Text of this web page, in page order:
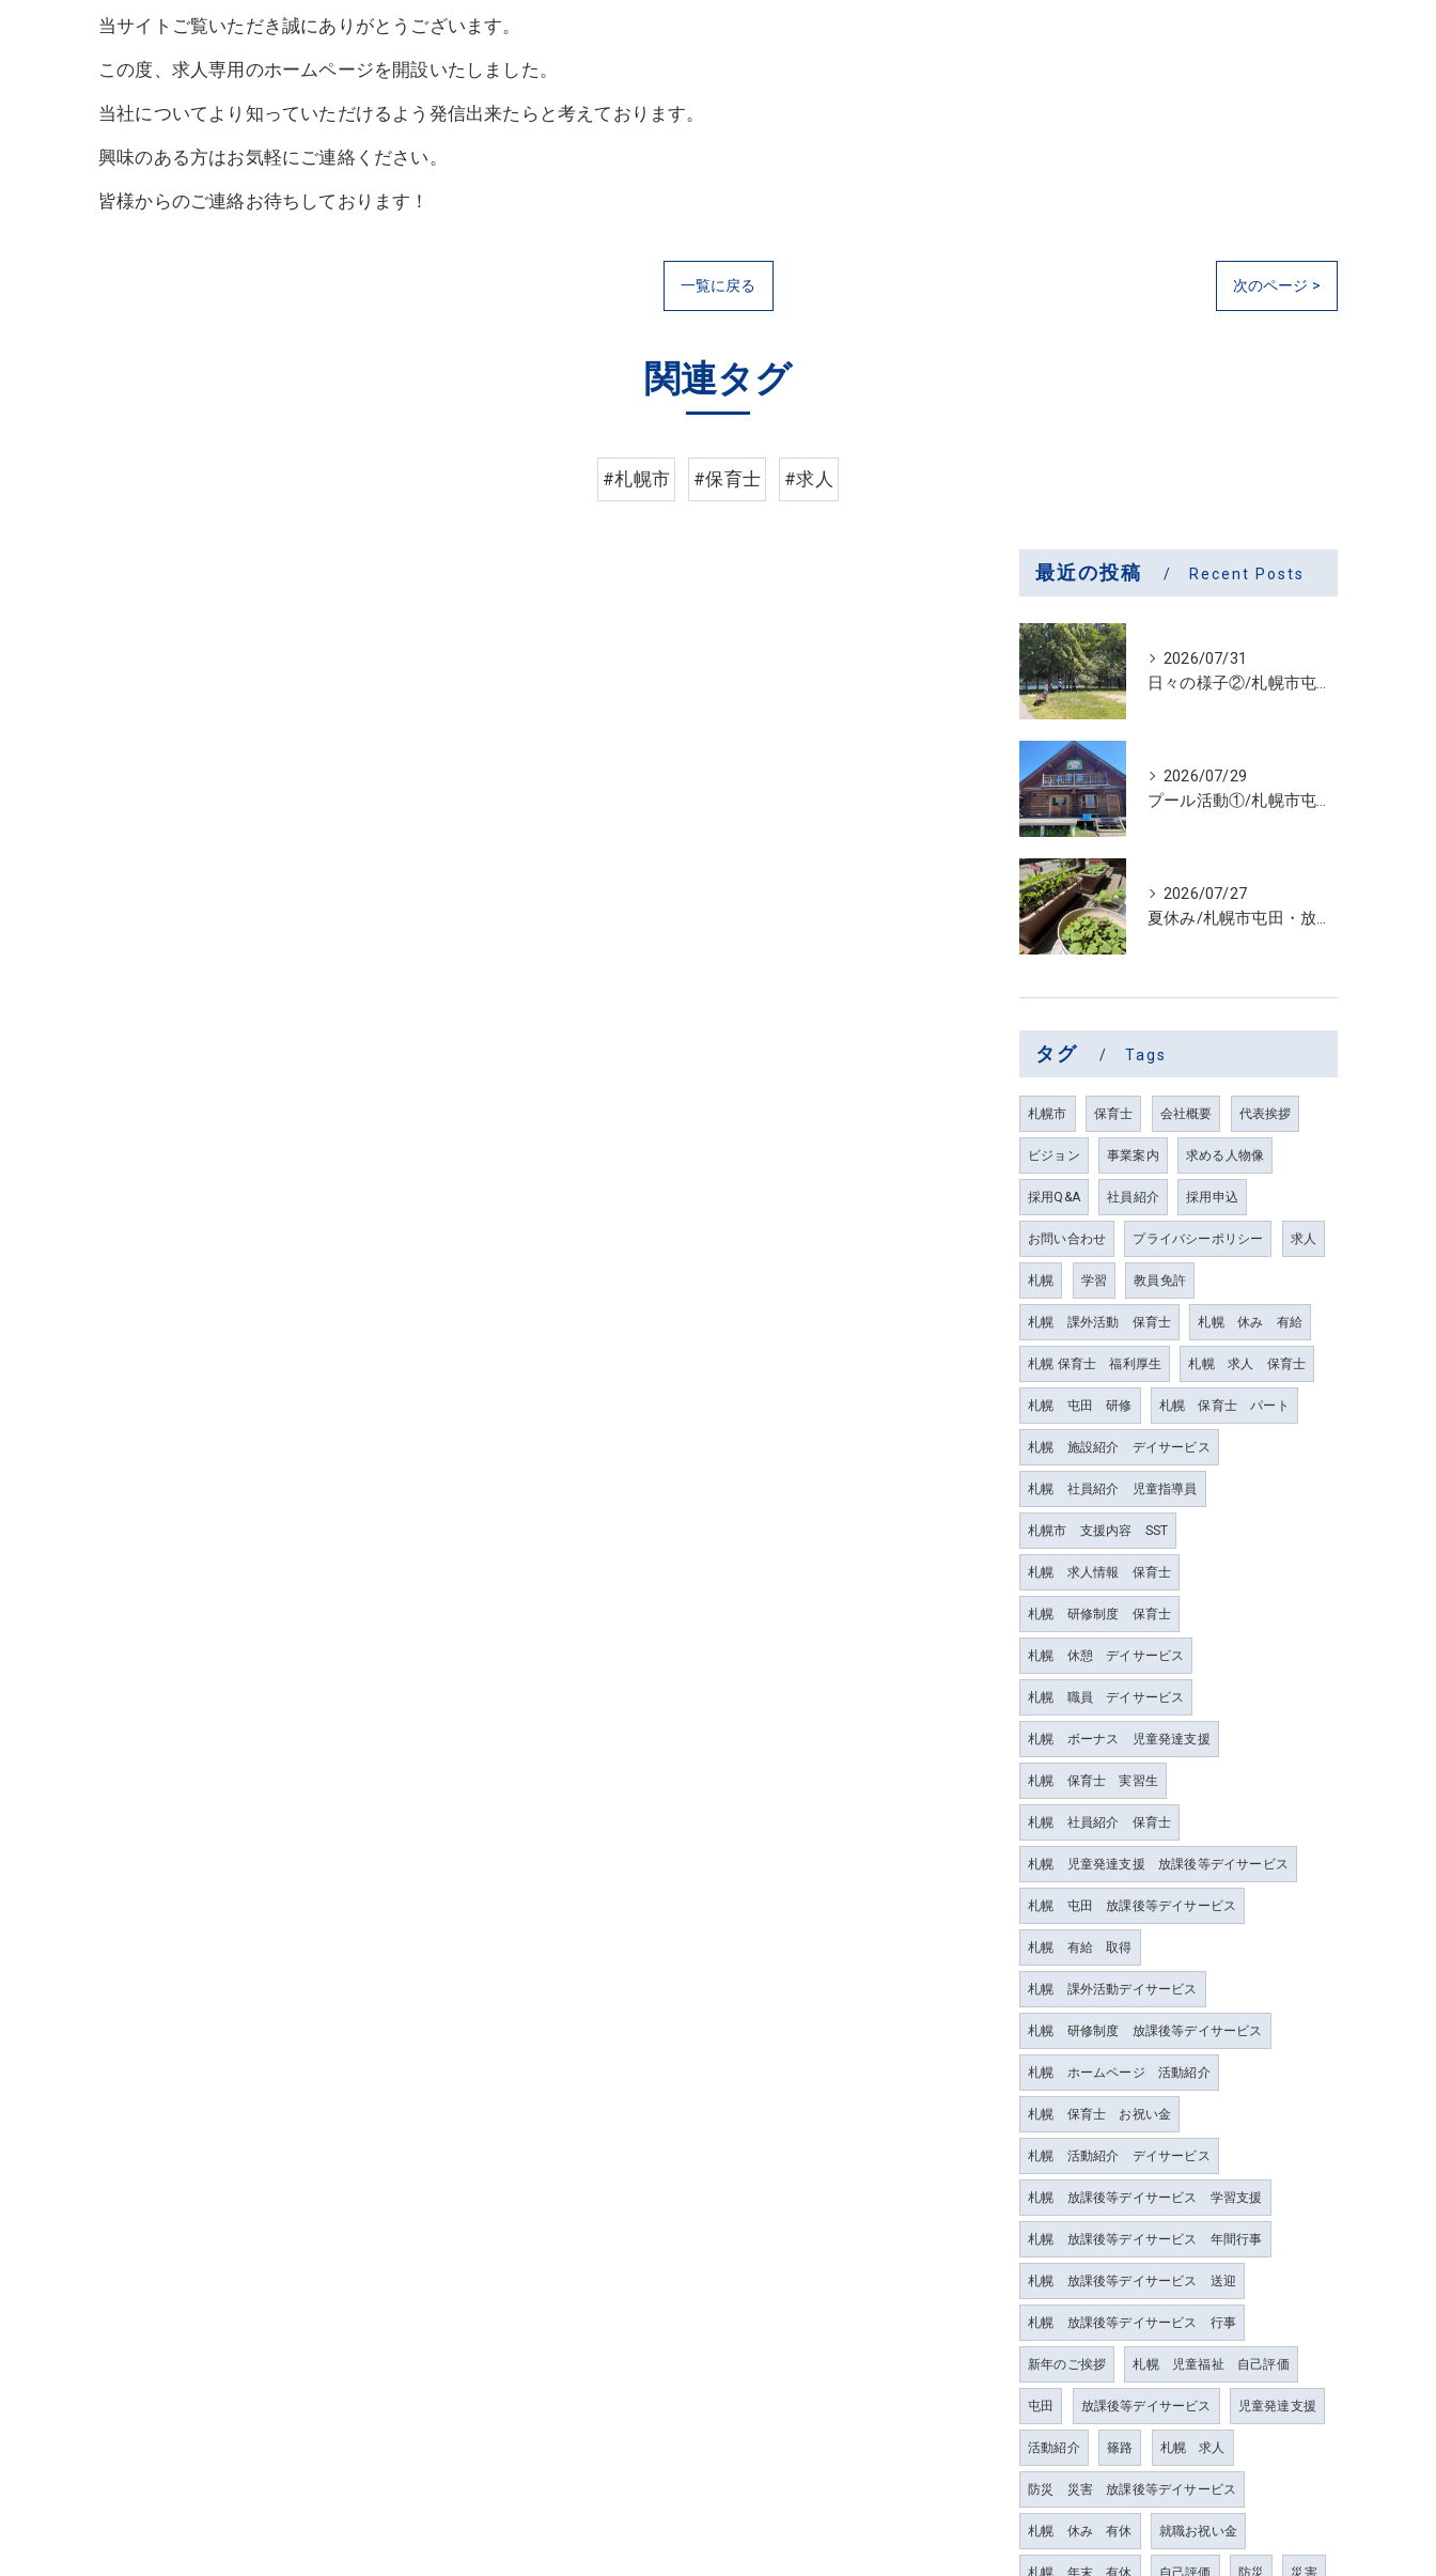
当サイトご覧いただき誠にありがとうございます。
この度、求人専用のホームページを開設いたしました。
当社についてより知っていただけるよう発信出来たらと考えております。
興味のある方はお気軽にご連絡ください。
皆様からのご連絡お待ちしております！
一覧に戻る 次のページ >
関連タグ
#札幌市 #保育士 #求人
最近の投稿 Recent Posts
2026/07/31
日々の様子②/札幌市屯田・放課後等デイサービス くるわーる
2026/07/29
プール活動①/札幌市屯田・放課後等デイサービス くるわーる
2026/07/27
夏休み/札幌市屯田・放課後等デイサービス くるわーる
タグ Tags
札幌市 保育士 会社概要 代表挨拶
ビジョン 事業案内 求める人物像
採用Q&A 社員紹介 採用申込
お問い合わせ プライバシーポリシー 求人
札幌 学習 教員免許
札幌 課外活動 保育士 札幌 休み 有給
札幌 保育士 福利厚生 札幌 求人 保育士
札幌 屯田 研修 札幌 保育士 パート
札幌 施設紹介 デイサービス
札幌 社員紹介 児童指導員
札幌市 支援内容 SST
札幌 求人情報 保育士
札幌 研修制度 保育士
札幌 休憩 デイサービス
札幌 職員 デイサービス
札幌 ボーナス 児童発達支援
札幌 保育士 実習生
札幌 社員紹介 保育士
札幌 児童発達支援 放課後等デイサービス
札幌 屯田 放課後等デイサービス
札幌 有給 取得
札幌 課外活動デイサービス
札幌 研修制度 放課後等デイサービス
札幌 ホームページ 活動紹介
札幌 保育士 お祝い金
札幌 活動紹介 デイサービス
札幌 放課後等デイサービス 学習支援
札幌 放課後等デイサービス 年間行事
札幌 放課後等デイサービス 送迎
札幌 放課後等デイサービス 行事
新年のご挨拶 札幌 児童福祉 自己評価
屯田 放課後等デイサービス 児童発達支援
活動紹介 篠路 札幌 求人
防災 災害 放課後等デイサービス
札幌 休み 有休 就職お祝い金
札幌 年末 有休 自己評価 防災 災害